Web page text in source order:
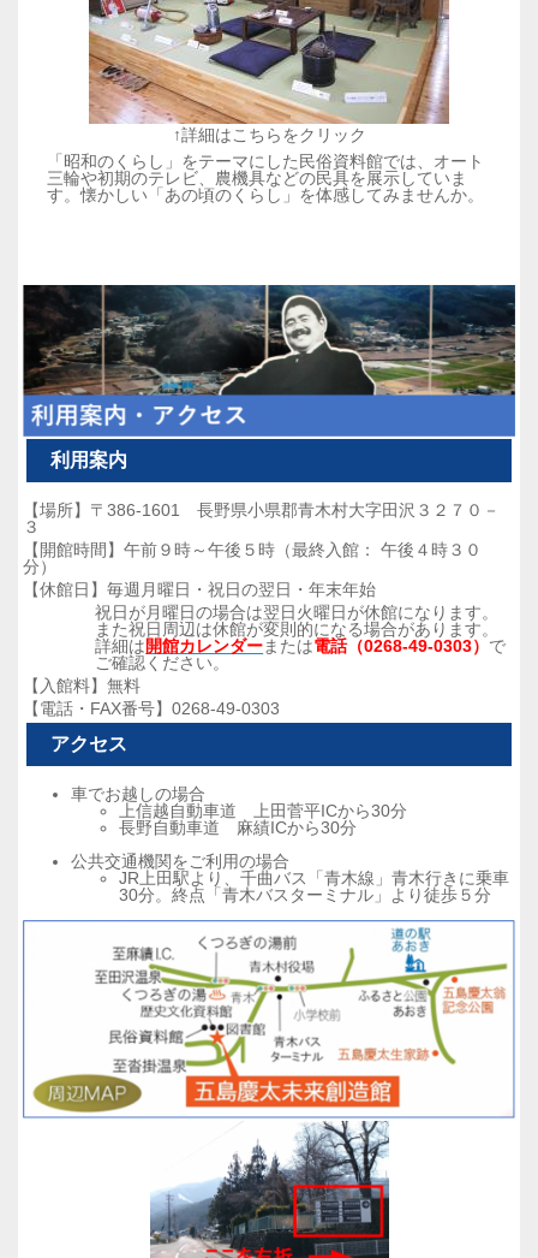
↑詳細はこちらをクリック
「昭和のくらし」をテーマにした民俗資料館では、オート
三輪や初期のテレビ、農機具などの民具を展示していま
す。懐かしい「あの頃のくらし」を体感してみませんか。
利用案内
【場所】〒386-1601 長野県小県郡青木村大字田沢３２７０－
３
【開館時間】午前９時～午後５時（最終入館： 午後４時３０
分）
【休館日】毎週月曜日・祝日の翌日・年末年始
祝日が月曜日の場合は翌日火曜日が休館になります。
また祝日周辺は休館が変則的になる場合があります。
詳細は開館カレンダーまたは電話（0268-49-0303） で
ご確認ください。
【入館料】無料
【電話・FAX番号】0268-49-0303
アクセス
車でお越しの場合
上信越自動車道 上田菅平ICから30分
長野自動車道 麻績ICから30分
公共交通機関をご利用の場合
JR上田駅より、千曲バス「青木線」青木行きに乗車
30分。終点「青木バスターミナル」より徒歩５分